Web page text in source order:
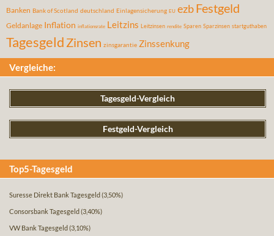
Banken Bank of Scotland deutschland Einlagensicherung EU ezbFestgeld
Geldanlage Inflation inflationsrate Leitzins Leitzinsen rendite Sparen Sparzinsen startguthaben
Tagesgeld Zinsen zinsgarantie Zinssenkung
Vergleiche:
Tagesgeld-Vergleich
Festgeld-Vergleich
Top5-Tagesgeld
Suresse Direkt Bank Tagesgeld (3,50%)
Consorsbank Tagesgeld (3,40%)
VW Bank Tagesgeld (3,10%)